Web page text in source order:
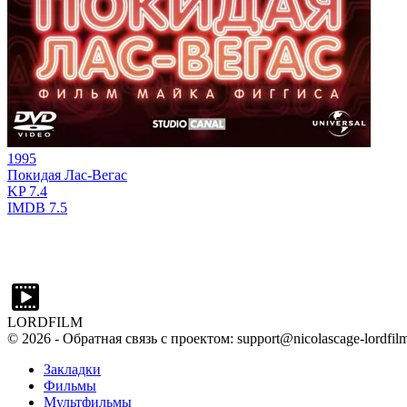
1995
Покидая Лас-Вегас
KP7.4
IMDB 7.5
LORDFILM
© 2026 - Обратная связь с проектом: support@nicolascage-
Закладки
Фильмы
Мультфильмы